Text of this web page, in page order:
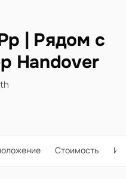
| Рядом с
Handover
Стоимость